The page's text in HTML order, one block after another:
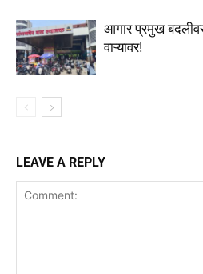
आगार प्रमुख
वाऱ्यावर!
LEAVE A REPLY